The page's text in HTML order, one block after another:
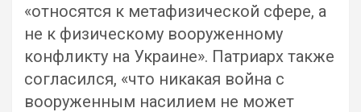
«относятся к метафизической сфере, а
не к физическому вооруженному
конфликту на Украине». Патриарх также
согласился, «что никакая война с
вооруженным насилием не может